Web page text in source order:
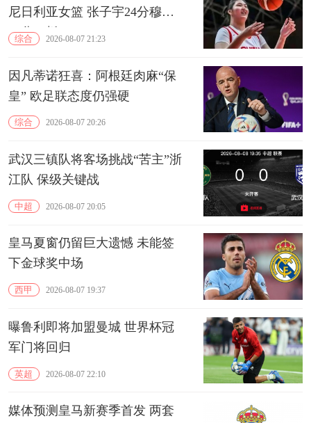
尼日利亚女篮 张子宇24分穆萨
15分10板
综合 2026-08-07 21:23
因凡蒂诺狂喜：阿根廷肉麻“保
皇” 欧足联态度仍强硬
综合 2026-08-07 20:26
武汉三镇队将客场挑战“苦主”浙
江队 保级关键战
中超 2026-08-07 20:05
皇马夏窗仍留巨大遗憾 未能签
下金球奖中场
西甲 2026-08-07 19:37
曝鲁利即将加盟曼城 世界杯冠
军门将回归
英超 2026-08-07 22:10
媒体预测皇马新赛季首发 两套